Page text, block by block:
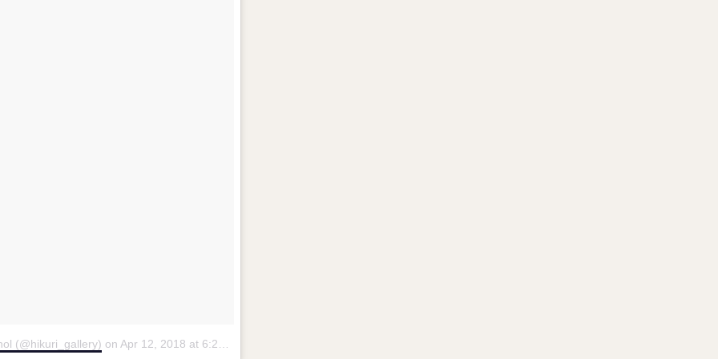
(@hikuri_gallery) on Apr 12, 2018 at 6:22pm PDT